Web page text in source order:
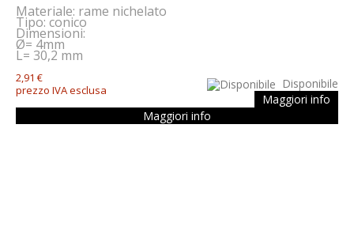
Materiale: rame nichelato
Tipo: conico
Dimensioni:
Ø= 4mm
L= 30,2 mm
2,91 €
prezzo IVA esclusa
Disponibile
Maggiori info
Maggiori info